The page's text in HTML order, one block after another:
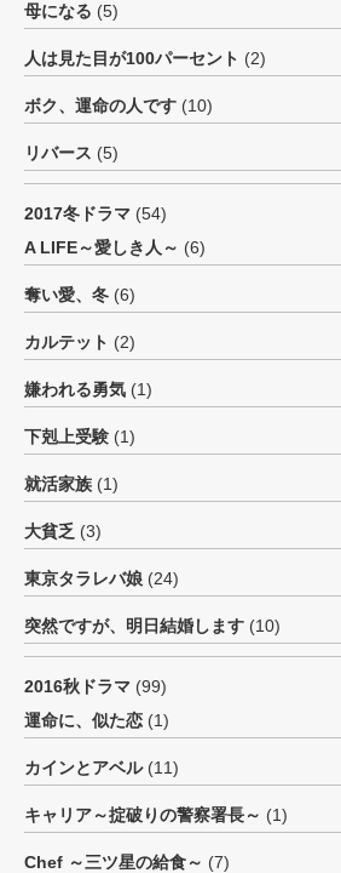
母になる (5)
人は見た目が100パーセント (2)
ボク、運命の人です (10)
リバース (5)
2017冬ドラマ (54)
A LIFE～愛しき人～ (6)
奪い愛、冬 (6)
カルテット (2)
嫌われる勇気 (1)
下剋上受験 (1)
就活家族 (1)
大貧乏 (3)
東京タラレバ娘 (24)
突然ですが、明日結婚します (10)
2016秋ドラマ (99)
運命に、似た恋 (1)
カインとアベル(11)
キャリア～掟破りの警察署長～ (1)
Chef ～三ツ星の給食～ (7)